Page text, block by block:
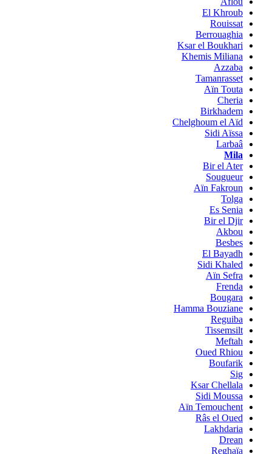
El Khroub
Rouissat
Berrouaghia
Ksar el Boukhari
Khemis Miliana
Azzaba
Tamanrasset
Aïn Touta
Cheria
Birkhadem
Chelghoum el Aïd
Sidi Aïssa
Larbaâ
Mila
Bir el Ater
Sougueur
Aïn Fakroun
Tolga
Es Senia
Bir el Djir
Akbou
Besbes
El Bayadh
Sidi Khaled
Aïn Sefra
Frenda
Bougara
Hamma Bouziane
Reguiba
Tissemsilt
Meftah
Oued Rhiou
Boufarik
Sig
Ksar Chellala
Sidi Moussa
Aïn Temouchent
Râs el Oued
Lakhdaria
Drean
Reghaïa